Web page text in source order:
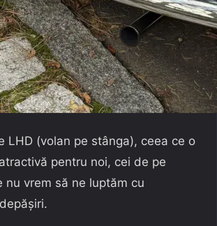
LHD (volan pe stânga), ceea ce o
pentru noi, cei de pe
nu vrem să ne luptăm cu